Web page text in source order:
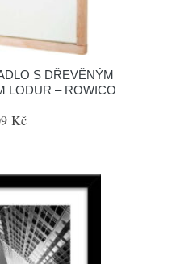
S DŘEVĚNÝM
LODUR – ROWICO
Kč